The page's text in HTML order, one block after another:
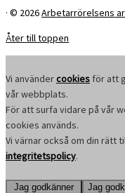
· © 2026Arbetarrörelsens
Åter till toppen
Vi användercookies för att
vår webbplats.
För att surfa vidare på vår
cookies används.
Vi värnar också om din rätt
integritetspolicy.
Jag godkänner Jag